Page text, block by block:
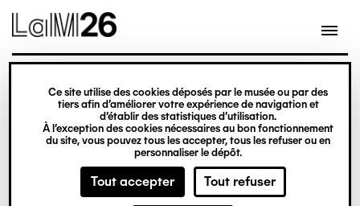
Gestion des cookies
Ce site utilise des cookies déposés par le musée ou par des
tiers afin d’améliorer votre expérience de navigation et
d’établir des statistiques d’utilisation.
À l’exception des cookies nécessaires au bon fonctionnement
du site, vous pouvez tous les accepter, tous les refuser ou en
personnaliser le dépôt.
Tout accepter Tout refuser
contenu